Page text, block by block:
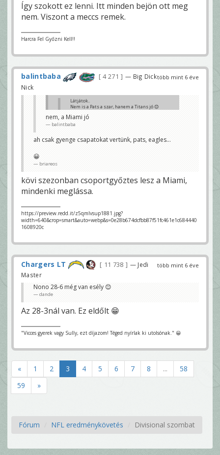
Így szokott ez lenni. Itt minden bejön ott meg
nem. Viszont a meccs remek.
Harcra Fel Győzni Kell!!
több mint 6 éve
balintbaba 4 271
— Big Dick
Nick
Látjátok..
Nem is a Pats a szar, hanem a Titans jó 😊
pats is szar különben nem nyertünk volna utso
nem, a Miami jó
balintbaba
ah csak gyenge csapatokat vertünk, pats, eagles...
😀
briareos
kövi szezonban csoportgyőztes lesz a Miami,
mindenki meglássa.
https://preview.redd.it/z5qmlvsup1881.jpg?
width=640&crop=smart&auto=webp&s=0e28b674dcfbb87f51fc461e1c684440
1608920c
több mint 6 éve
Chargers LT 11 738
— Jedi
Master
Nono 28-6 még van esély 😊
dande
Az 28-3nál van. Ez eldőlt 😁
"Vicces gyerek vagy Sully, ezt díjazom! Téged nyírlak ki utolsónak." 😀
« 1 2 3 4 5 6 7 8 ...
58
59
»
Fórum NFL eredménykövetés Divisional szombat